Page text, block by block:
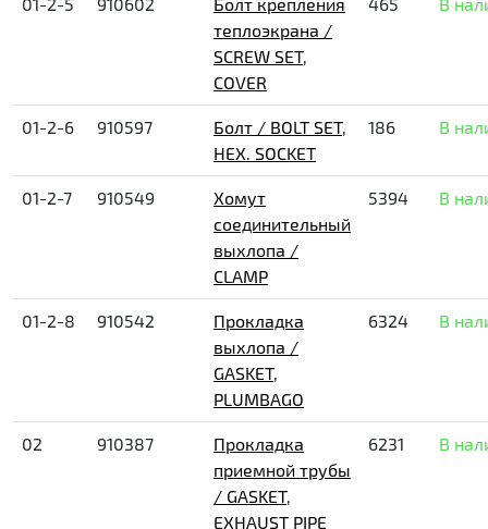
теплоэкрана /
SCREW SET,
COVER
01-2-6 910597
Болт / BOLT SET,
HEX. SOCKET
186 В
01-2-7 910549
Хомут
соединительный
выхлопа /
CLAMP
5394 В
01-2-8 910542
Прокладка
выхлопа /
GASKET,
PLUMBAGO
6324 В
02 910387
Прокладка
приемной трубы
/ GASKET,
EXHAUST PIPE
6231 В